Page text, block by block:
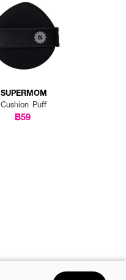
SUPERMOM
Cushion Puff
฿59